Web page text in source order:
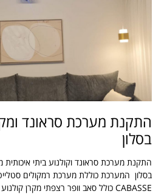
התקנת מערכת סראונד
בסלון
CABASSE כולל סאב וופר רצפתי מקרן קולנוע